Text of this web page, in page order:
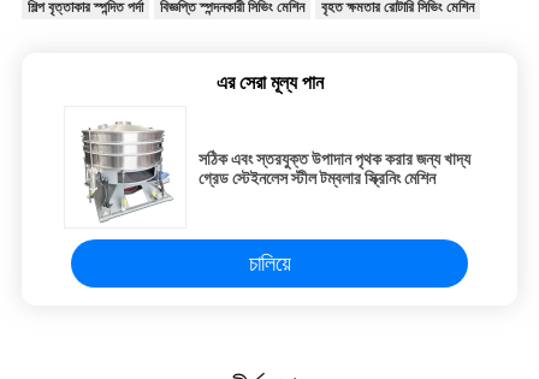
শিল্প বৃত্তাকার স্পন্দিত পর্দা বিজ্ঞপ্তি স্পন্দনকারী সিভিং মেশিন বৃহত ক্ষমতার রোটারি সিভিং মেশিন
এর সেরা মূল্য পান
সঠিক এবং স্তরযুক্ত উপাদান পৃথক করার জন্য খাদ্য
গ্রেড স্টেইনলেস স্টীল টম্বলার স্ক্রিনিং মেশিন
চালিয়ে